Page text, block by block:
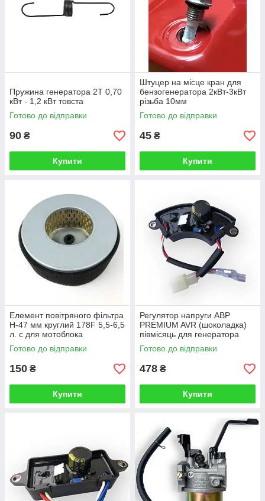
Пружина генератора 2Т 0,70
кВт - 1,2 кВт товста
Готово до відправки
90 ₴
Купити
Штуцер на місце кран для
бензогенератора 2кВт-3кВт
різьба 10мм
Готово до відправки
45 ₴
Купити
Елемент повітряного фільтра
H-47 мм круглий 178F 5,5-6,5
л. с для мотоблока
культиватора мотопомпи
генератора
Готово до відправки
150 ₴
Купити
Регулятор напруги АВР
PREMIUM AVR (шоколадка)
півмісяць для генератора
2кВт-3.5кВт 220мкф 250V
Готово до відправки
478 ₴
Купити